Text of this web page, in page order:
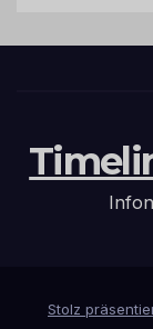
Stolz